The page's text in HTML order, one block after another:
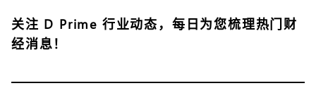
关注 D Prime 行业动态 ，每日为您梳理热门财
经消息！